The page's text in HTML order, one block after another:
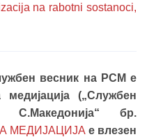
na rabotni sostanoci,
весник на РСМ е
(„Службен
бр.
МЕДИЈАЦИЈА е влезен